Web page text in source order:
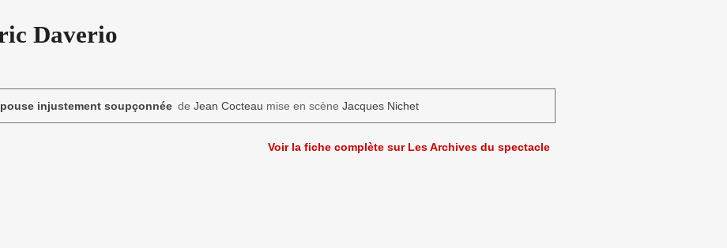
Daverio
injustement soupçonnéede Jean Cocteau mise en scène Jacques Nichet
Voir la fiche complète sur Les Archives du spectacle